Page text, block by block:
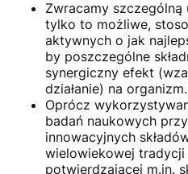
Zwracamy
tylko to możliwe,
aktywnych o jak
by poszczególne
synergiczny efekt
działanie) na organizm.
Oprócz
badań naukowych
innowacyjnych
wielowiekowej
potwierdzającej m.in.